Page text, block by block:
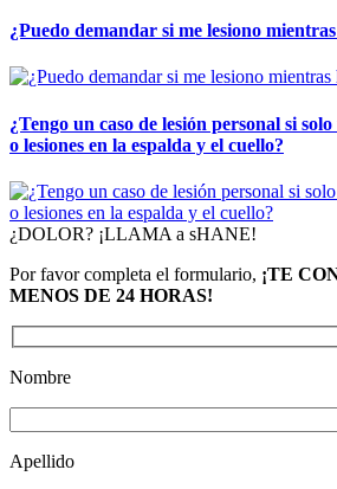
¿Puedo demandar si me lesiono
¿Tengo un caso de lesión personal si
o lesiones en la espalda y el cuello?
¿DOLOR? ¡LLAMA a sHANE!
Por favor completa el formulario, ¡TE
MENOS DE 24 HORAS!
Nombre
Apellido